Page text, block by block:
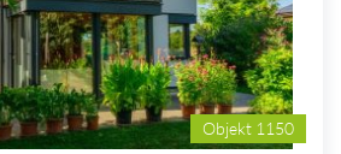
Objekt 1150